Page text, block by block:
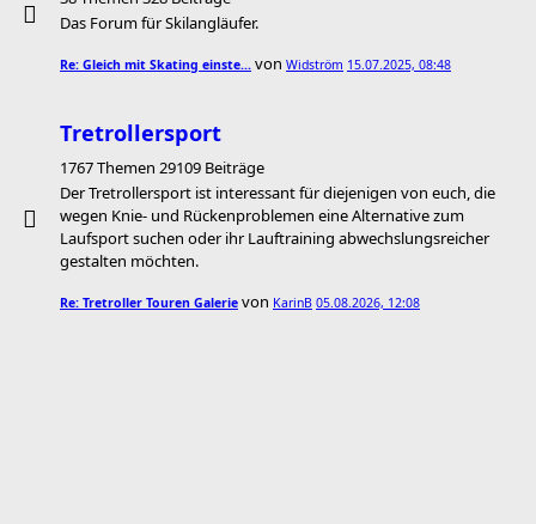
Das Forum für Skilangläufer.
Re: Gleich mit Skating einste… von Widström 15.07.2025, 08:48
Tretrollersport
1767 Themen 29109 Beiträge
Der Tretrollersport ist interessant für diejenigen von euch, die
wegen Knie- und Rückenproblemen eine Alternative zum
Laufsport suchen oder ihr Lauftraining abwechslungsreicher
gestalten möchten.
Re: Tretroller Touren Galerie von KarinB 05.08.2026, 12:08